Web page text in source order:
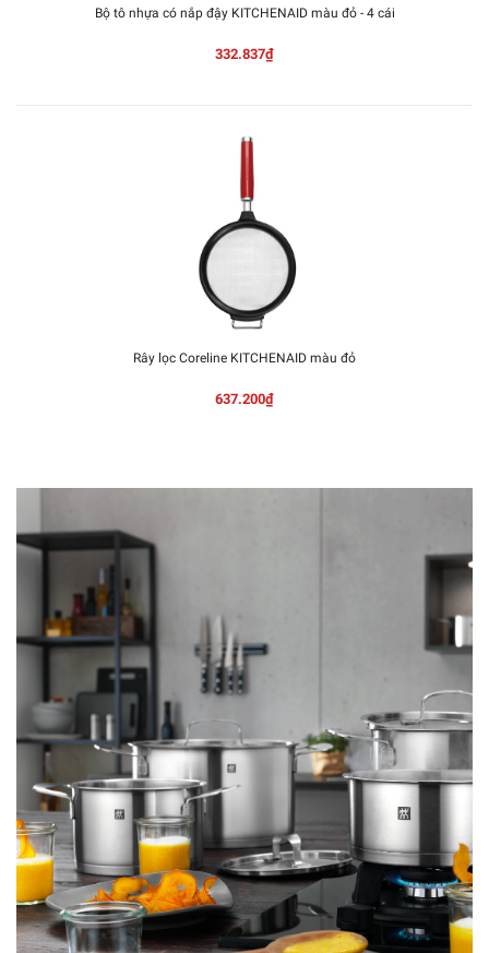
Bộ tô nhựa có nắp đậy KITCHENAID màu đỏ - 4 cái
332.837₫
Rây lọc Coreline KITCHENAID màu đỏ
637.200₫